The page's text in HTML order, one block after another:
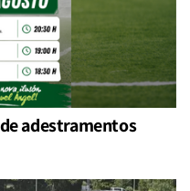
adestramentos